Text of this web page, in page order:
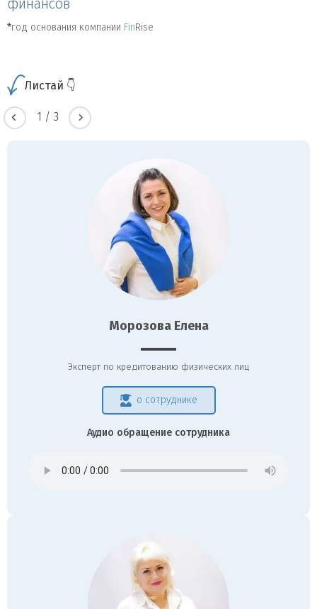
финансов
*год основания компании Fin Rise
Листай 👇
1 / 3
Морозова Елена
Эксперт по кредитованию физических лиц
о сотруднике
Аудио обращение сотрудника